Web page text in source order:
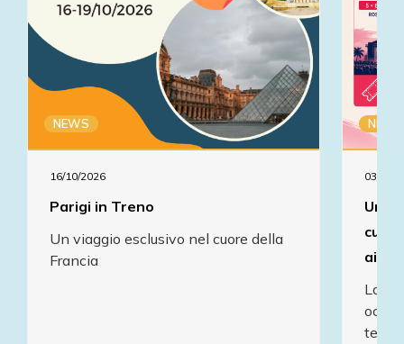
NEWS
16/10/2026
Parigi in Treno
Un viaggio esclusivo nel cuore della
Francia
NEWS
03/07/
ai
La